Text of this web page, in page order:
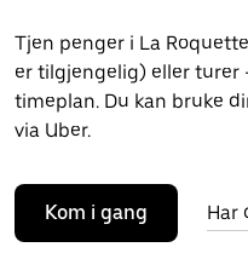
Tjen penger i La
er tilgjengelig) eller turer
timeplan. Du kan bruke
via Uber.
Kom i gang Har